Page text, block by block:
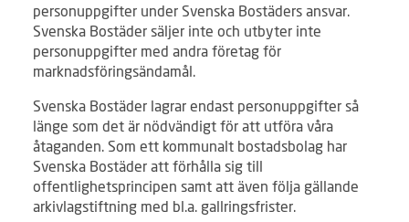
personuppgifter under Svenska Bostäders ansvar.
Svenska Bostäder säljer inte och utbyter inte
personuppgifter med andra företag för
marknadsföringsändamål.
Svenska Bostäder lagrar endast personuppgifter så
länge som det är nödvändigt för att utföra våra
åtaganden. Som ett kommunalt bostadsbolag har
Svenska Bostäder att förhålla sig till
offentlighetsprincipen samt att även följa gällande
arkivlagstiftning med bl.a. gallringsfrister.